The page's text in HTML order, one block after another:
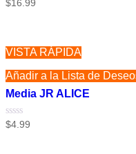
Valorado
$16.99
VISTA RÁPIDA
Añadir a la Lista de
Media JR ALICE
Valorado
$4.99